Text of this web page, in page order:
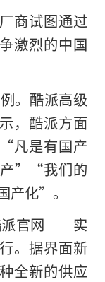
商试图通过
激烈的中国
。酷派高级
，酷派方面
凡是有国产
产”“我们的
产化”。
派官网 实
。据界面新
全新的供应